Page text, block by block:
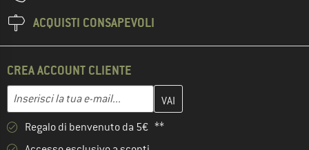
ACQUISTI CONSAPEVOLI
CREA ACCOUNT CLIENTE
Indirizzo e-mail
Inserisci qui il tuo indirizzo e-mail e crea il tuo account cliente
Regalo di benvenuto da 5€ **